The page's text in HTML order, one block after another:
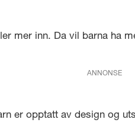
mer inn. Da vil barna ha
ANNONSE
er opptatt av design og